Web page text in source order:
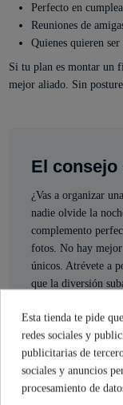
Perfecto en
Reuniones de
Quienes quieren
Si tu plan es montar un
mejor aliado. Sin
El consejo
¿Vas a organizar
nadie olvide la
complemento
fotos. No hay mejor
únicos. Atrévete a
que la diversión
Esta tienda te pide
redes sociales y
publicitarias de
sociales y anuncios
procesamiento de